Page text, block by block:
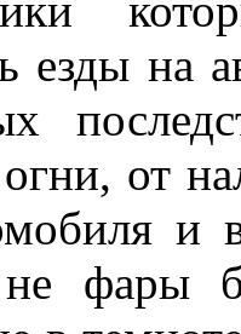
езды на
от
и
фары